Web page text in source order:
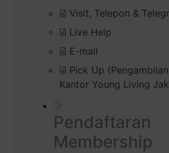
Visit, Telepon &
Live Help
E-mail
Pick Up
Kantor Young Living
Pendaftaran
Membership